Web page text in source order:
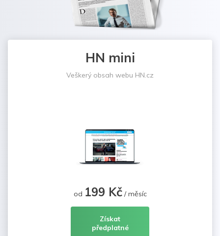
HN mini
Veškerý obsah webu HN.cz
od 199 Kč/ měsíc
Získat
předplatné